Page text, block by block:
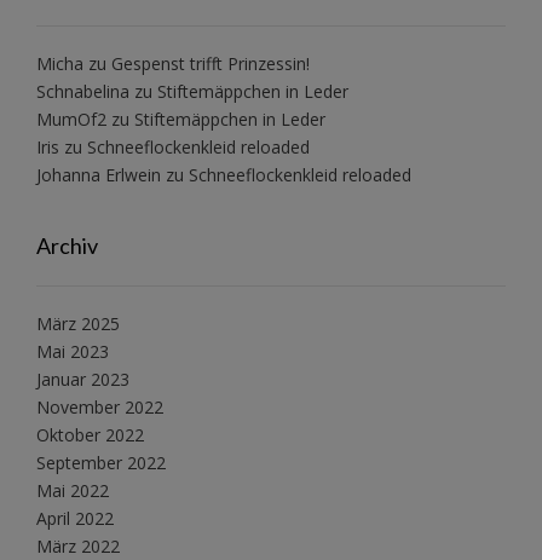
Micha zu Gespenst trifft Prinzessin!
Schnabelina zu Stiftemäppchen in Leder
MumOf2 zu Stiftemäppchen in Leder
Iris zu Schneeflockenkleid reloaded
Johanna Erlwein zu Schneeflockenkleid reloaded
Archiv
März 2025
Mai 2023
Januar 2023
November 2022
Oktober 2022
September 2022
Mai 2022
April 2022
März 2022